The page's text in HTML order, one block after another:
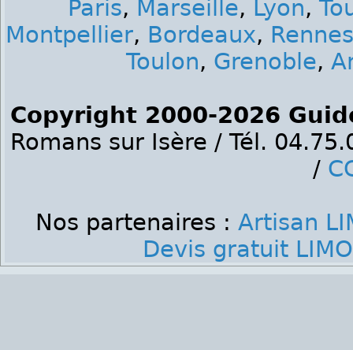
Paris, Marseille, Lyon,
Montpellier, Bordeaux, Rennes
Toulon, Grenoble,
Copyright 2000-2026
Romans sur Isère / Tél.
/
Nos partenaires : Artisan
Devis gratuit